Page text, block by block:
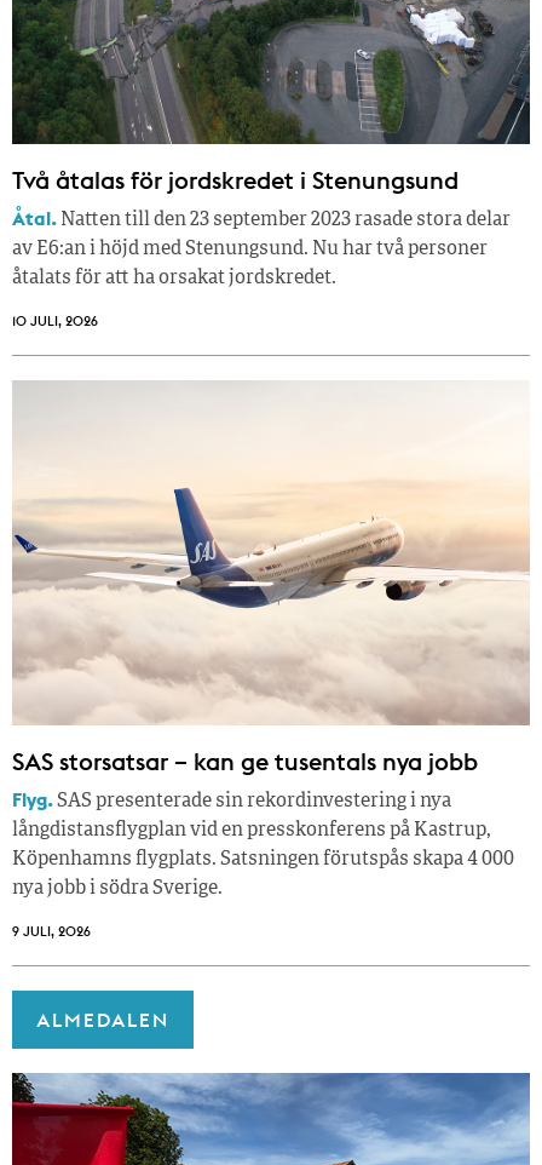
Två åtalas för jordskredet i Stenungsund
Åtal. Natten till den 23 september 2023 rasade stora delar
av E6:an i höjd med Stenungsund. Nu har två personer
åtalats för att ha orsakat jordskredet.
10 JULI, 2026
SAS storsatsar – kan ge tusentals nya jobb
Flyg.SAS presenterade sin rekordinvestering i nya
långdistansflygplan vid en presskonferens på Kastrup,
Köpenhamns flygplats. Satsningen förutspås skapa 4 000
nya jobb i södra Sverige.
9 JULI, 2026
ALMEDALEN